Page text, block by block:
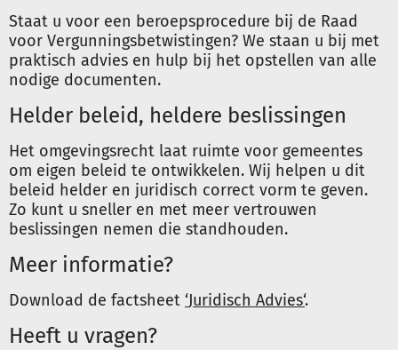
Staat u voor een beroepsprocedure bij de Raad
voor Vergunningsbetwistingen? We staan u bij met
praktisch advies en hulp bij het opstellen van alle
nodige documenten.
Helder beleid, heldere beslissingen
Het omgevingsrecht laat ruimte voor gemeentes
om eigen beleid te ontwikkelen. Wij helpen u dit
beleid helder en juridisch correct vorm te geven.
Zo kunt u sneller en met meer vertrouwen
beslissingen nemen die standhouden.
Meer informatie?
Download de factsheet ‘Juridisch Advies‘.
Heeft u vragen?